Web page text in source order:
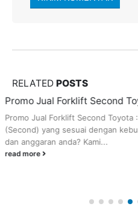
RELATED POSTS
Apr
Perbedaan Reach
Forklift, Mana yang
Iklim ekonomi yang
kebutuhan yang
merupakan aspek kunci